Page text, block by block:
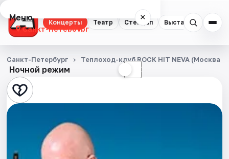
Концерты Театр Стендап Выставки
Меню ×
Санкт-Петербург
Концерты
Театр
Стендап
Квесты
Ночной режим ☾
Санкт-Петербург Теплоход-клуб ROCK HIT NEVA (Москва